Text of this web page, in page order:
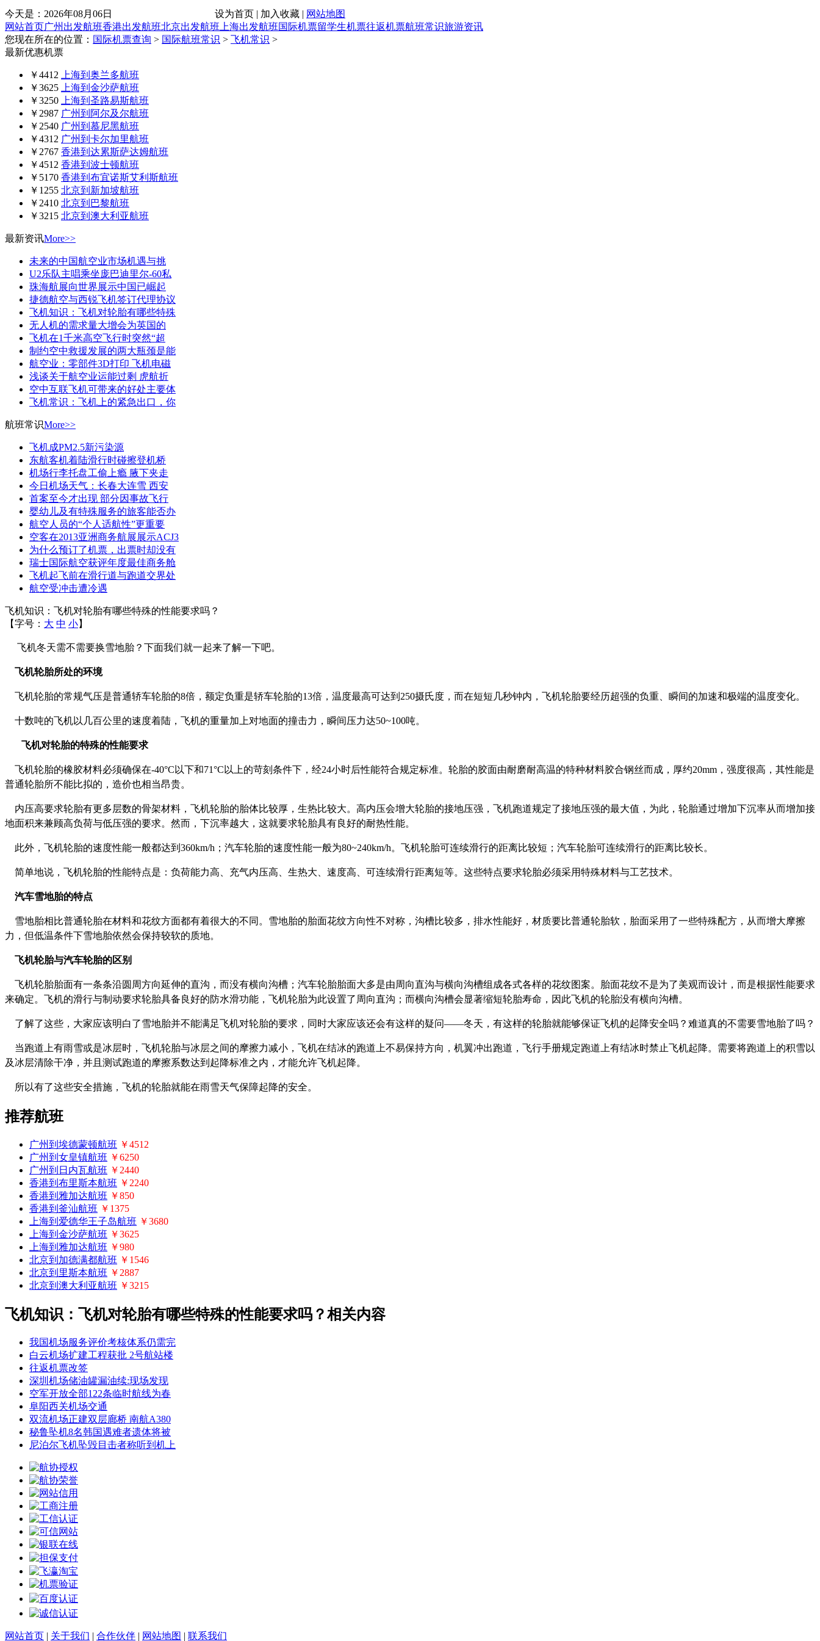
今天是： 2026年08月06日 设为首页 | 加入收藏 | 网站地图
网站首页广州出发航班香港出发航班北京出发航班 上海出发航班国际机票留学生机票往返机票航班常识旅游资讯
您现在所在的位置： 国际机票查询 > 国际航班常识 > 飞机常识 >
最新优惠机票
￥4412
上海到奥兰多航班
￥3625
上海到金沙萨航班
￥3250
上海到圣路易斯航班
￥2987 广州到阿尔及尔航班
￥2540 广州到慕尼黑航班
￥4312 广州到卡尔加里航班
￥2767 香港到达累斯萨达姆航班
￥4512 香港到波士顿航班
￥5170 香港到布宜诺斯艾利斯航班
￥1255 北京到新加坡航班
￥2410 北京到巴黎航班
￥3215 北京到澳大利亚航班
最新资讯More>>
未来的中国航空业市场机遇与挑
U2乐队主唱乘坐庞巴迪里尔-60私
珠海航展向世界展示中国已崛起
捷德航空与西锐飞机签订代理协议
飞机知识：飞机对轮胎有哪些特殊
无人机的需求量大增会为英国的
飞机在1千米高空飞行时突然“超
制约空中救援发展的两大瓶颈是能
航空业：零部件3D打印 飞机电磁
浅谈关于航空业运能过剩 虎航折
空中互联飞机可带来的好处主要体
飞机常识：飞机上的紧急出口，你
航班常识More>>
飞机成PM2.5新污染源
东航客机着陆滑行时碰擦登机桥
机场行李托盘工偷上瘾 腋下夹走
今日机场天气：长春大连雪 西安
首案至今才出现 部分因事故飞行
婴幼儿及有特殊服务的旅客能否办
航空人员的“个人适航性”更重要
空客在2013亚洲商务航展展示ACJ3
为什么预订了机票，出票时却没有
瑞士国际航空获评年度最佳商务舱
飞机起飞前在滑行道与跑道交界处
航空受冲击遭冷遇
飞机知识：飞机对轮胎有哪些特殊的性能要求吗？
【字号： 大 中 小】
飞机冬天需不需要换雪地胎？下面我们就一起来了解一下吧。
飞机轮胎所处的环境
飞机轮胎的常规气压是普通轿车轮胎的8倍，额定负重是轿车轮胎的13倍，温度最高可达到 250摄氏度，而在短短几秒钟内，飞机轮胎要经历超强的负重、瞬间的加速和极端的温度变化。
十数吨的飞机以几百公里的速度着陆，飞机的重量加上对地面的撞击力，瞬间压力达50~100吨。
飞机对轮胎的特殊的性能要求
飞机轮胎的橡胶材料必须确保在-40°C 以下和71°C 以上的苛刻条件下，经24小时后性能符合规定标准。轮胎的胶面由耐磨耐高温的特种材料胶合钢丝而成，厚约20mm ，强度很高，其性能是
普通轮胎所不能比拟的，造价也相当昂贵。
内压高要求轮胎有更多层数的骨架材料，飞机轮胎的胎体比较厚，生热比较大。高内压会增大轮胎的接地压强，飞机跑道规定了接地压强的最大值，为此，轮胎通过增加下沉率从而增加接
地面积来兼顾高负荷与低压强的要求。然而，下沉率越大，这就要求轮胎具有良好的耐热性能。
此外，飞机轮胎的速度性能一般都达到 360km/h ；汽车轮胎的速度性能一般为80~240km/h。飞机轮胎可连续滑行的距离比较短；汽车轮胎可连续滑行的距离比较长。
简单地说，飞机轮胎的性能特点是：负荷能力高、充气内压高、生热大、速度高、可连续滑行距离短等。这些特点要求轮胎必须采用特殊材料与工艺技术。
汽车雪地胎的特点
雪地胎相比普通轮胎在材料和花纹方面都有着很大的不同。雪地胎的胎面花纹方向性不对称，沟槽比较多，排水性能好，材质要比普通轮胎软，胎面采用了一些特殊配方，从而增大摩擦
力，但低温条件下雪地胎依然会保持较软的质地。
飞机轮胎与汽车轮胎的区别
飞机轮胎胎面有一条条沿圆周方向延伸的直沟，而没有横向沟槽；汽车轮胎胎面大多是由周向直沟与横向沟槽组成各式各样的花纹图案。胎面花纹不是为了美观而设计，而是根据性能要求
来确定。飞机的滑行与制动要求轮胎具备良好的防水滑功能，飞机轮胎为此设置了周向直沟；而横向沟槽会显著缩短轮胎寿命，因此飞机的轮胎没有横向沟槽。
了解了这些，大家应该明白了雪地胎并不能满足飞机对轮胎的要求，同时大家应该还会有这样的疑问——冬天，有这样的轮胎就能够保证飞机的起降安全吗？难道真的不需要雪地胎了吗？
当跑道上有雨雪或是冰层时，飞机轮胎与冰层之间的摩擦力减小，飞机在结冰的跑道上不易保持方向，机翼冲出跑道，飞行手册规定跑道上有结冰时禁止飞机起降。需要将跑道上的积雪以
及冰层清除干净，并且测试跑道的摩擦系数达到起降标准之内，才能允许飞机起降。
所以有了这些安全措施，飞机的轮胎就能在雨雪天气保障起降的安全。
推荐航班
广州到埃德蒙顿航班 ￥4512
广州到女皇镇航班 ￥6250
广州到日内瓦航班 ￥2440
香港到布里斯本航班 ￥2240
香港到雅加达航班 ￥850
香港到釜汕航班 ￥1375
上海到爱德华王子岛航班 ￥3680
上海到金沙萨航班 ￥3625
上海到雅加达航班 ￥980
北京到加德满都航班 ￥1546
北京到里斯本航班 ￥2887
北京到澳大利亚航班 ￥3215
飞机知识：飞机对轮胎有哪些特殊的性能要求吗？相关内容
我国机场服务评价考核体系仍需完
白云机场扩建工程获批 2号航站楼
往返机票改签
深圳机场储油罐漏油续:现场发现
空军开放全部122条临时航线为春
阜阳西关机场交通
双流机场正建双层廊桥 南航A380
秘鲁坠机8名韩国遇难者遗体将被
尼泊尔飞机坠毁目击者称听到机上
网站首页 | 关于我们 | 合作伙伴 | 网站地图 | 联系我们